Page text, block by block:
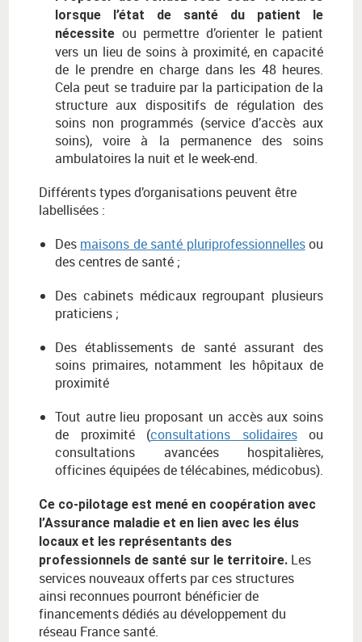
lorsque l’état de santé du patient le
nécessite ou permettre d’orienter le patient
vers un lieu de soins à proximité, en capacité
de le prendre en charge dans les 48 heures.
Cela peut se traduire par la participation de la
structure aux dispositifs de régulation des
soins non programmés (service d’accès aux
soins), voire à la permanence des soins
ambulatoires la nuit et le week-end.
Différents types d’organisations peuvent être
labellisées :
Des maisons de santé pluriprofessionnellesou
des centres de santé ;
Des cabinets médicaux regroupant plusieurs
praticiens ;
Des établissements de santé assurant des
soins primaires, notamment les hôpitaux de
proximité
Tout autre lieu proposant un accès aux soins
de proximité (consultations solidairesou
consultations avancées hospitalières,
officines équipées de télécabines, médicobus).
Ce co-pilotage est mené en coopération avec
l’Assurance maladie et en lien avec les élus
locaux et les représentants des
professionnels de santé sur le territoire. Les
services nouveaux offerts par ces structures
ainsi reconnues pourront bénéficier de
financements dédiés au développement du
réseau France santé.